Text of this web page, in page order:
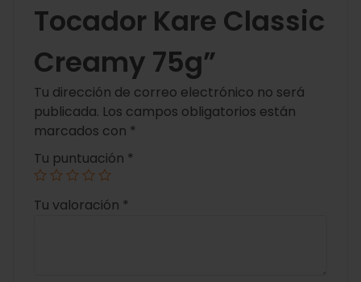
Tocador Kare Classic
Creamy 75g”
Tu dirección de correo electrónico no será
publicada. Los campos obligatorios están
marcados con *
Tu puntuación *
Tu valoración *